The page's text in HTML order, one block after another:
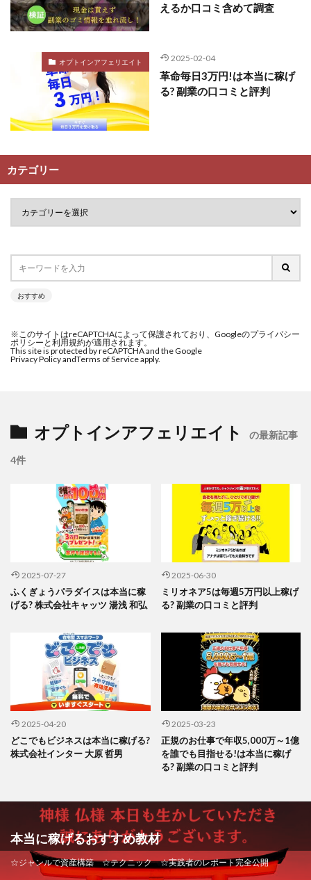
えるか口コミ含めて調査
オプトインアフェリエイト 2025-02-04
革命毎日3万円!は本当に稼げ
る? 副業の口コミと評判
カテゴリー
おすすめ
※このサイトはreCAPTCHAによって保護されており、Googleのプライバシー
ポリシーと利用規約が適用されます。
This site is protected by reCAPTCHA and the Google
Privacy Policy andTerms of Service apply.
オプトインアフェリエイト の最新記事
4件
2025-07-27
ふくぎょうパラダイスは本当に稼
げる? 株式会社キャッツ 湯浅 和弘
2025-06-30
ミリオネア5は毎週5万円以上稼げ
る? 副業の口コミと評判
2025-04-20
どこでもビジネスは本当に稼げる?
株式会社インター 大原 哲男
2025-03-23
正規のお仕事で年収5,000万～1億
を誰でも目指せる!は本当に稼げ
る? 副業の口コミと評判
本当に稼げるおすすめ教材
☆ジャンルで資産構築 ☆テクニック ☆実践者のレポート完全公開